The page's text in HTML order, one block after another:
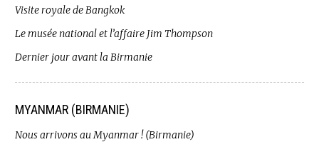
Visite royale de Bangkok
Le musée national et l’affaire Jim Thompson
Dernier jour avant la Birmanie
MYANMAR (BIRMANIE)
Nous arrivons au Myanmar ! (Birmanie)